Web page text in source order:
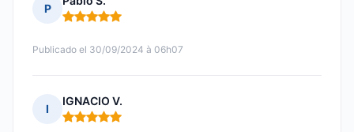
P
Nota: 5 de 5
Publicado el 30/09/2024 à 06h07
I
IGNACIO V.
Nota: 5 de 5